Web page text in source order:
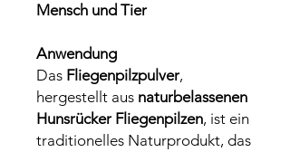
Mensch und Tier
Anwendung
Das Fliegenpilzpulver,
hergestellt aus naturbelassenen
Hunsrücker Fliegenpilzen, ist ein
traditionelles Naturprodukt, das